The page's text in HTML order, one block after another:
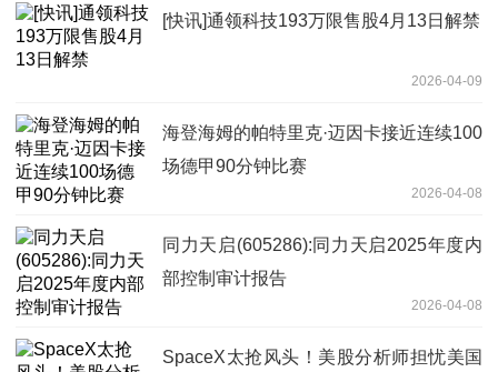
[快讯]通领科技193万限售股4月13日解禁
2026-04-09
海登海姆的帕特里克·迈因卡接近连续100
场德甲90分钟比赛
2026-04-08
同力天启(605286):同力天启2025年度内
部控制审计报告
2026-04-08
SpaceX太抢风头！美股分析师担忧美国